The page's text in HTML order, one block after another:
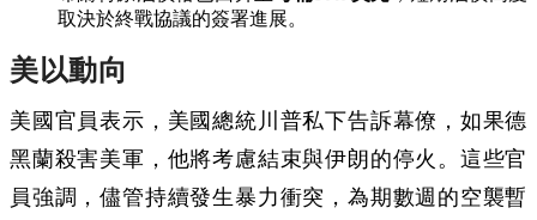
取決於終戰協議的簽署進展。
美以動向
美國官員表示，美國總統川普私下告訴幕僚，如果德
黑蘭殺害美軍，他將考慮結束與伊朗的停火。這些官
員強調，儘管持續發生暴力衝突，為期數週的空襲暫